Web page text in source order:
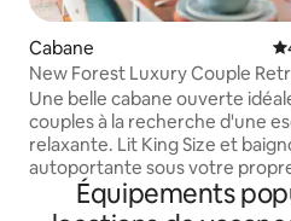
Cabane
New Forest Luxury Couple
Tree Cabin (cabane dans les
Une belle cabane ouverte
couples à la recherche d'une
relaxante. Lit King Size et
autoportante sous votre
ainsi que des toilettes privées
douche à effet pluie. La cabane
Équipements